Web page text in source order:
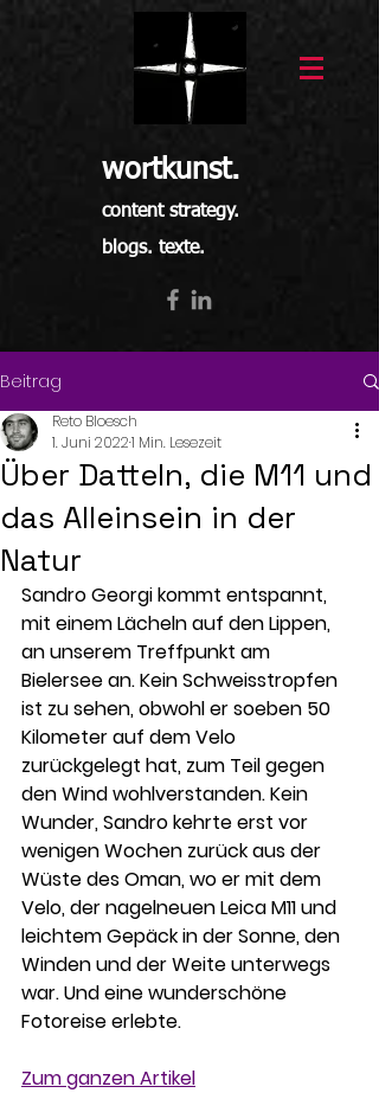
wortkunst.
content strategy.
blogs. texte.
Beitrag
Über Datteln, die M11 und
das Alleinsein in der
Natur
Reto Bloesch
1. Juni 20221 Min. Lesezeit
Sandro Georgi kommt entspannt,
mit einem Lächeln auf den Lippen,
an unserem Treffpunkt am
Bielersee an. Kein Schweisstropfen
ist zu sehen, obwohl er soeben 50
Kilometer auf dem Velo
zurückgelegt hat, zum Teil gegen
den Wind wohlverstanden. Kein
Wunder, Sandro kehrte erst vor
wenigen Wochen zurück aus der
Wüste des Oman, wo er mit dem
Velo, der nagelneuen Leica M11 und
leichtem Gepäck in der Sonne, den
Winden und der Weite unterwegs
war. Und eine wunderschöne
Fotoreise erlebte.
Zum ganzen Artikel